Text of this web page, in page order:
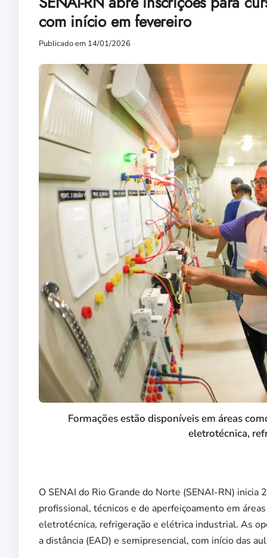
com início em fevereiro
Publicado em 14/01/2026
Formações estão disponíveis em áreas
eletrotécnica,
O SENAI do Rio Grande do Norte (SENAI-RN)
profissional, técnicos e de aperfeiçoamento em
eletrotécnica, refrigeração e elétrica industrial. As
a distância (EAD) e semipresencial, com início das